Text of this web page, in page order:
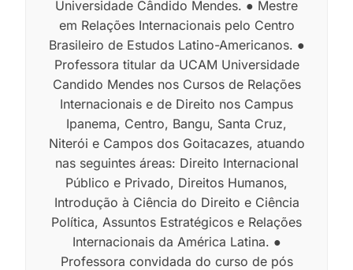
Universidade Cândido Mendes. ● Mestre
em Relações Internacionais pelo Centro
Brasileiro de Estudos Latino-Americanos. ●
Professora titular da UCAM Universidade
Candido Mendes nos Cursos de Relações
Internacionais e de Direito nos Campus
Ipanema, Centro, Bangu, Santa Cruz,
Niterói e Campos dos Goitacazes, atuando
nas seguintes áreas: Direito Internacional
Público e Privado, Direitos Humanos,
Introdução à Ciência do Direito e Ciência
Política, Assuntos Estratégicos e Relações
Internacionais da América Latina. ●
Professora convidada do curso de pós